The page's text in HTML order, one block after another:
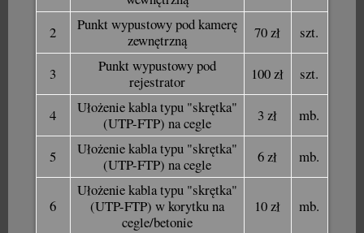
2
Punkt wypustowy pod kamerę
zewnętrzną
70 zł szt.
3
Punkt wypustowy pod
rejestrator
100 zł szt.
4
Ułożenie kabla typu "skrętka"
(UTP-FTP) na cegle
3 zł mb.
5
Ułożenie kabla typu "skrętka"
(UTP-FTP) na cegle
6 zł mb.
6
Ułożenie kabla typu "skrętka"
(UTP-FTP) w korytku na
cegle/betonie
10 zł mb.